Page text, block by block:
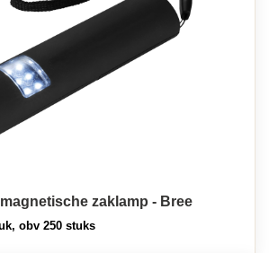
zaklamp - Bree
obv 250 stuks